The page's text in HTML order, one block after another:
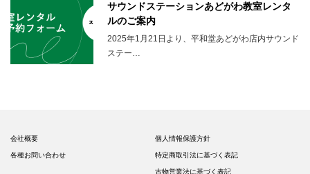
サウンドステーションあどがわ教室レンタ
ルのご案内
2025年1月21日より、平和堂あどがわ店内サウンド
ステー…
会社概要
各種お問い合わせ
個人情報保護方針
特定商取引法に基づく表記
古物営業法に基づく表記